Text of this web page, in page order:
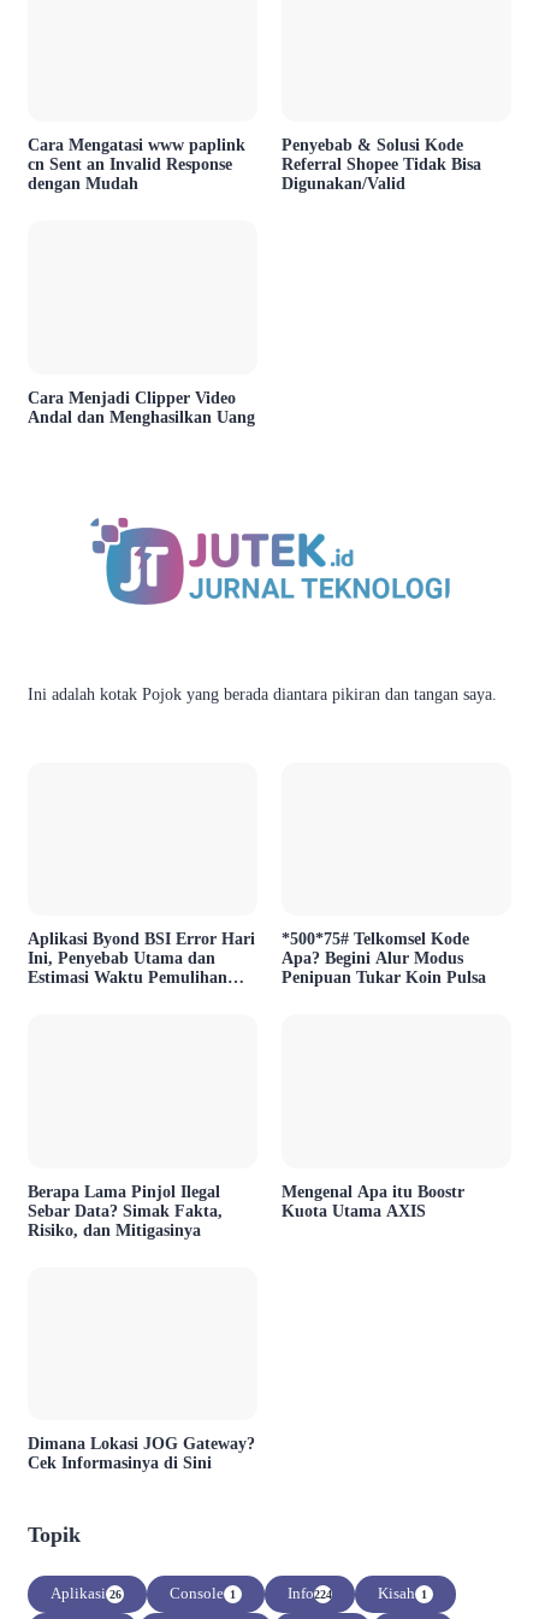
Cara Mengatasi www paplink
cn Sent an Invalid Response
dengan Mudah
Penyebab & Solusi Kode
Referral Shopee Tidak Bisa
Digunakan/Valid
Cara Menjadi Clipper Video
Andal dan Menghasilkan Uang
Ini adalah kotak Pojok yang berada diantara pikiran dan tangan saya.
Aplikasi Byond BSI Error Hari
Ini, Penyebab Utama dan
Estimasi Waktu Pemulihan
*500*75# Telkomsel Kode
Apa? Begini Alur Modus
Penipuan Tukar Koin Pulsa
Berapa Lama Pinjol Ilegal
Sebar Data? Simak Fakta,
Risiko, dan Mitigasinya
Mengenal Apa itu Boostr
Kuota Utama AXIS
Dimana Lokasi JOG Gateway?
Cek Informasinya di Sini
Topik
Aplikasi 26 Console 1 Info224 Kisah 1